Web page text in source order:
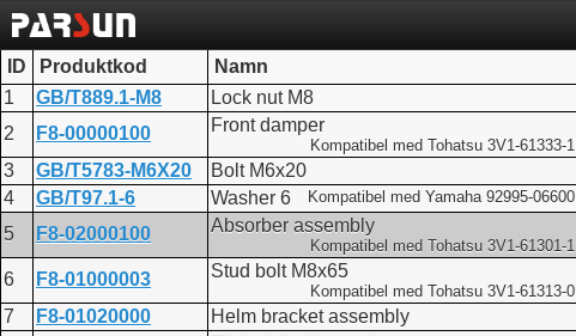
ID Produktkod
Namn
1
GB/T889.1-M8
Lock nut M8
2
F8-00000100 Front damper
Kompatibel med Tohatsu 3V1-61333-1
3 GB/T5783-M6X20
Bolt M6x20
4
GB/T97.1-6 Washer 6 Kompatibel med Yamaha 92995-06600
5 F8-02000100 Absorber assembly
Kompatibel med Tohatsu 3V1-61301-1
6 F8-01000003 Stud bolt M8x65
Kompatibel med Tohatsu 3V1-61313-0
7 F8-01020000
Helm bracket assembly